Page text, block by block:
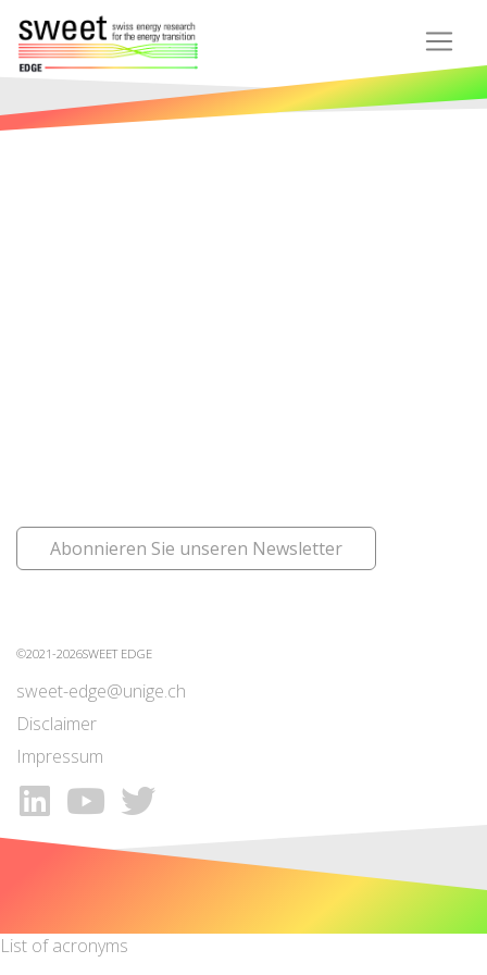
Abonnieren Sie unseren Newsletter
©2021-2026SWEET EDGE
sweet-edge@unige.ch
Disclaimer
Impressum
List of acronyms